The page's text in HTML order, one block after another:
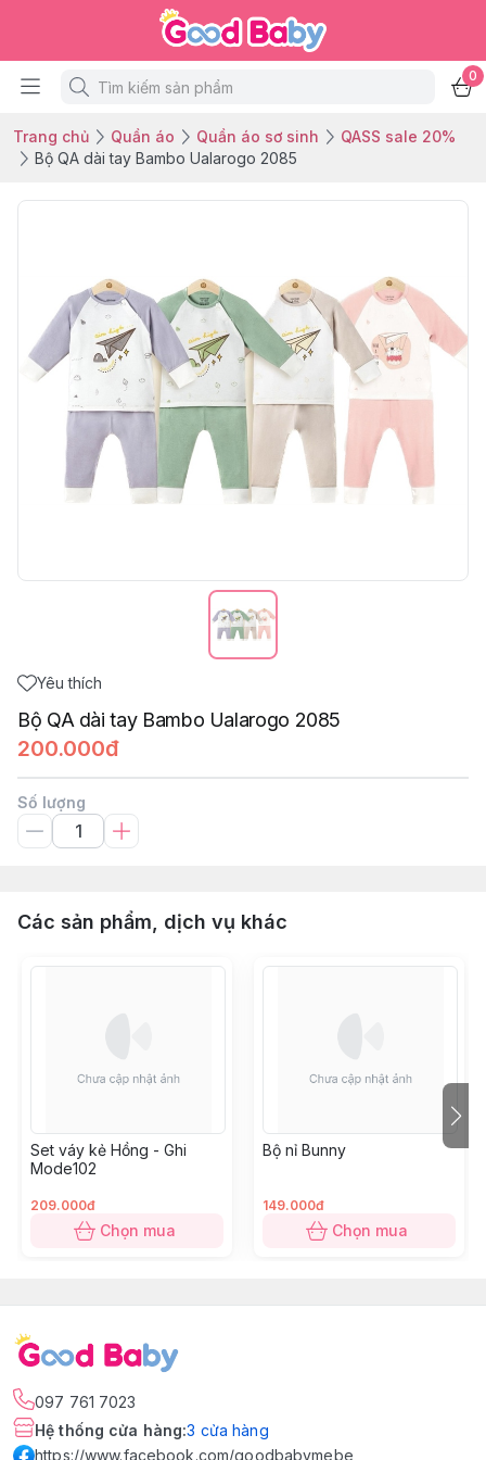
0
Trang chủ Quần áo Quần áo sơ sinh
QASS sale 20%
Bộ QA dài tay Bambo Ualarogo 2085
Yêu thích
Bộ QA dài tay Bambo Ualarogo 2085
200.000đ
Số lượng
Các sản phẩm, dịch vụ khác
Set váy kẻ Hồng - Ghi
Mode102
209.000đ
Chọn mua
Bộ nỉ Bunny
149.000đ
Chọn mua
097 761 7023
Hệ thống cửa hàng:3 cửa hàng
https://www.facebook.com/goodbabymebe